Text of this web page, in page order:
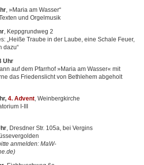
, »Maria am Wasser“
und Orgelmusik
, Keppgrundweg 2
„Heiße Traube in der Laube, eine Schale Feuer,
dazu“
Uhr
auf dem Pfarrhof »Maria am Wasser« mit
das Friedenslicht von Bethlehem abgeholt
4. Advent, Weinbergkirche
I-III
, Dresdner Str. 105a, bei Vergins
anmelden: MaW-